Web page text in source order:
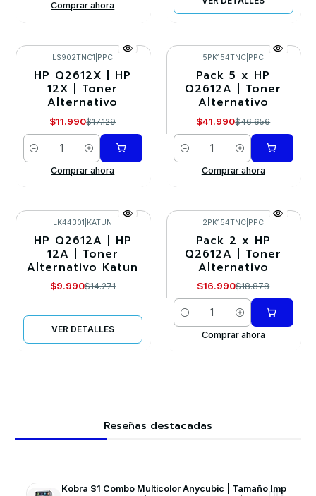
Comprar ahora
-30%
LS902TNC1 PPC
HP Q2612X | HP
12X | Toner
Alternativo
$11.990$17.129
Cantidad
Comprar ahora
-10%
5PK154TNC PPC
Pack 5 x HP
Q2612A | Toner
Alternativo
$41.990$46.656
Cantidad
Comprar ahora
-30%
Agotado
LK44301 KATUN
HP Q2612A | HP
12A | Toner
Alternativo Katun
$9.990$14.271
VER DETALLES
-10%
2PK154TNC PPC
Pack 2 x HP
Q2612A | Toner
Alternativo
$16.990$18.878
Cantidad
Comprar ahora
Reseñas destacadas
Kobra S1 Combo Multicolor Anycubic | Tamaño Imp